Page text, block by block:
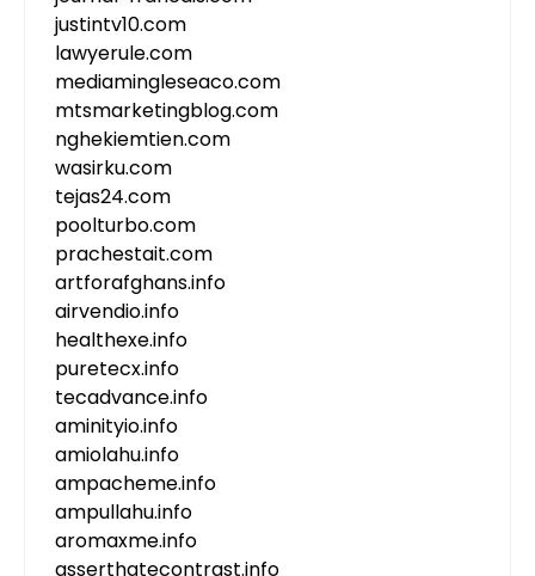
justintv10.com
lawyerule.com
mediamingleseaco.com
mtsmarketingblog.com
nghekiemtien.com
wasirku.com
tejas24.com
poolturbo.com
prachestait.com
artforafghans.info
airvendio.info
healthexe.info
puretecx.info
tecadvance.info
aminityio.info
amiolahu.info
ampacheme.info
ampullahu.info
aromaxme.info
asserthatecontrast.info